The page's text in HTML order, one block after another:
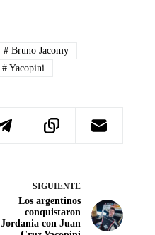
# Bruno Jacomy
# Yacopini
SIGUIENTE
Los argentinos
conquistaron
Jordania con Juan